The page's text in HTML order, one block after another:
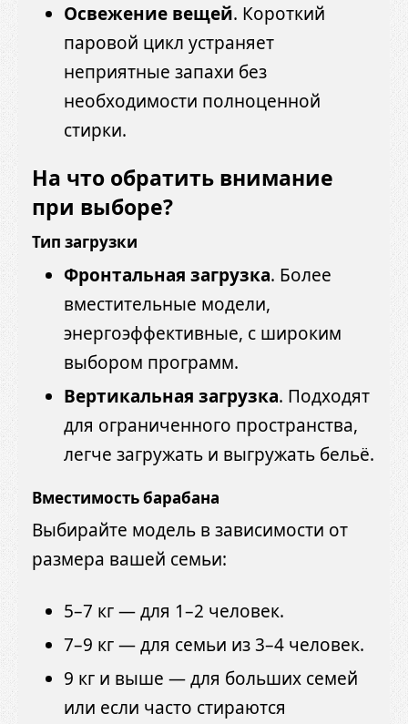
Освежение вещей. Короткий
паровой цикл устраняет
неприятные запахи без
необходимости полноценной
стирки.
На что обратить внимание
при выборе?
Тип загрузки
Фронтальная загрузка. Более
вместительные модели,
энергоэффективные, с широким
выбором программ.
Вертикальная загрузка. Подходят
для ограниченного пространства,
легче загружать и выгружать бельё.
Вместимость барабана
Выбирайте модель в зависимости от
размера вашей семьи:
5–7 кг — для 1–2 человек.
7–9 кг — для семьи из 3–4 человек.
9 кг и выше — для больших семей
или если часто стираются